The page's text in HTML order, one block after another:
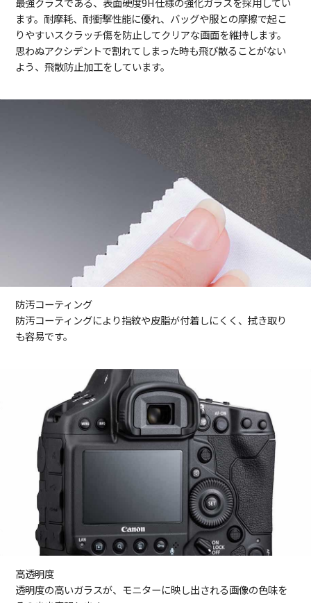
ます。耐摩耗、耐衝撃性能に優れ、バッグや服との摩擦で起こ
りやすいスクラッチ傷を防止してクリアな画面を維持します。
思わぬアクシデントで割れてしまった時も飛び散ることがない
よう、飛散防止加工をしています。
防汚コーティング
防汚コーティングにより指紋や皮脂が付着しにくく、拭き取り
も容易です。
高透明度
透明度の高いガラスが、モニターに映し出される画像の色味を